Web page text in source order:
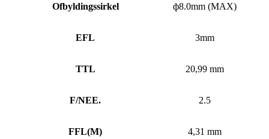
Ofbyldingssirkel ф8.0mm (MAX)
EFL 3mm
TTL 20,99 mm
F/NEE. 2.5
FFL(M) 4,31 mm